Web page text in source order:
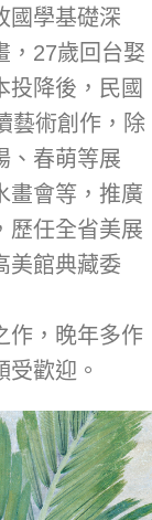
國學基礎深
，27歲回台娶
投降後，民國
藝術創作，除
、春萌等展
畫會等，推廣
歷任全省美展
美館典藏委
作，晚年多作
歡迎。